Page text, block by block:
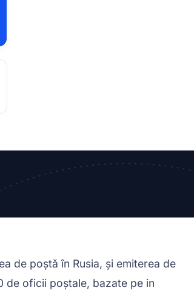
de poștă în Rusia, și emiterea de
de oficii poștale, bazate pe in